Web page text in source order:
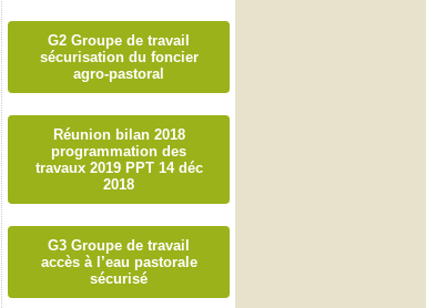
G2 Groupe de travail
sécurisation du foncier
agro-pastoral
Réunion bilan 2018
programmation des
travaux 2019 PPT 14 déc
2018
G3 Groupe de travail
accès à l’eau pastorale
sécurisé